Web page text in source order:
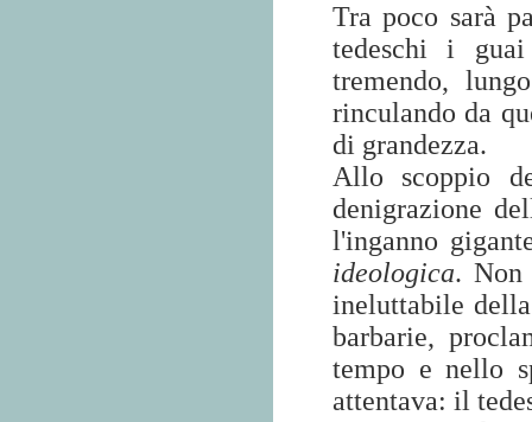
Tra poco sarà
tedeschi i
tremendo,
rinculando da
di grandezza.
Allo scoppio
denigrazione
l'inganno
ideologica. Non
ineluttabile
barbarie,
tempo e nello
attentava: il